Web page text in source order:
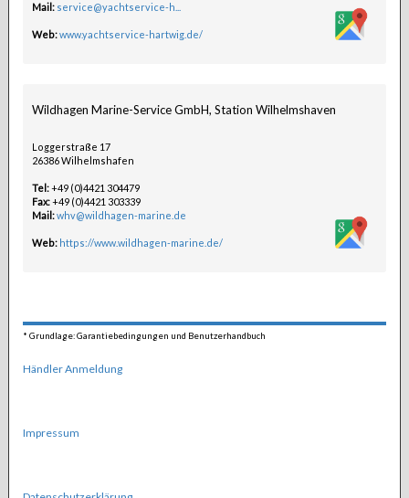
Mail: service@yachtservice-h...
Web:www.yachtservice-hartwig.de/
Wildhagen Marine-Service GmbH, Station Wilhelmshaven
Loggerstraße 17
26386 Wilhelmshafen
Tel:+49 (0)4421 304479
Fax:+49 (0)4421 303339
Mail:whv@wildhagen-marine.de
Web: https://www.wildhagen-marine.de/
* Grundlage: Garantiebedingungen und Benutzerhandbuch
Händler Anmeldung
Impressum